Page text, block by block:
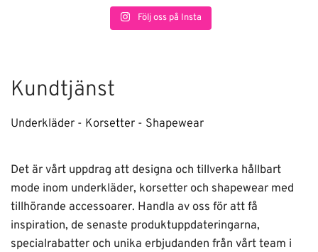
Följ oss på Insta
Kundtjänst
Underkläder - Korsetter - Shapewear
Det är vårt uppdrag att designa och tillverka hållbart
mode inom underkläder, korsetter och shapewear med
tillhörande accessoarer. Handla av oss för att få
inspiration, de senaste produktuppdateringarna,
specialrabatter och unika erbjudanden från vårt team i